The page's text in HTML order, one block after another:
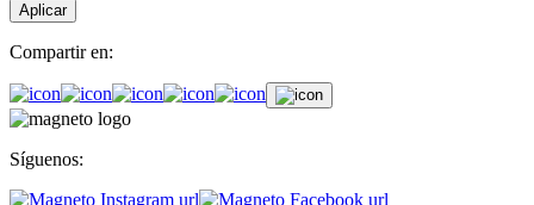
Aplicar
Compartir en:
Síguenos: